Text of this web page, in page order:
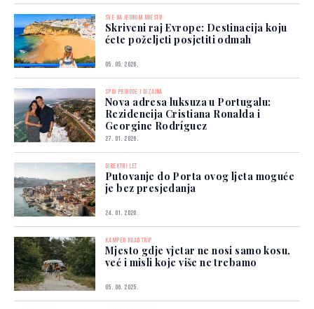
SVE NA JEDNOM MJESTU
Skriveni raj Evrope: Destinacija koju
ćete poželjeti posjetiti odmah
05. 05. 2026.
SPOJ PRIRODE I DIZAJNA
Nova adresa luksuza u Portugalu:
Rezidencija Cristiana Ronalda i
Georgine Rodríguez
27. 01. 2026.
DIREKTNI LET
Putovanje do Porta ovog ljeta moguće
je bez presjedanja
24. 01. 2026.
KAMPER ROAD TRIP
Mjesto gdje vjetar ne nosi samo kosu,
već i misli koje više ne trebamo
05. 06. 2025.